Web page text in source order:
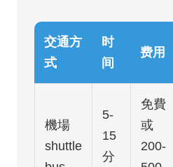
交通方
式
时
间
费用
機場
shuttle
5-
15
分
免費
或
200-